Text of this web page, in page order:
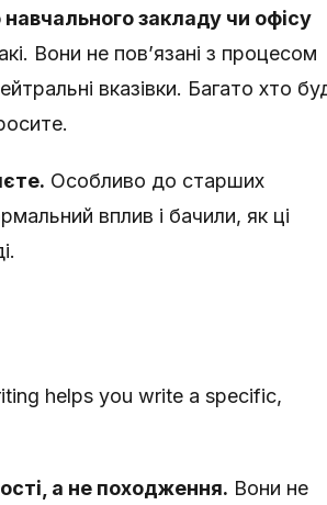
закладу чи офісу
Вони не пов’язані з процесом
вказівки. Багато хто
Особливо до старших
вплив і бачили, як ці
helps you write a specific,
а не походження. Вони не